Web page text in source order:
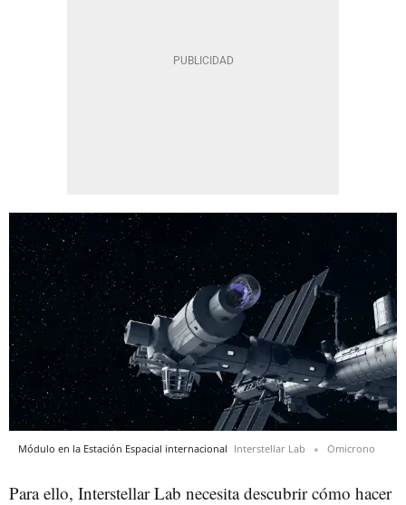
Módulo en la Estación Espacial internacional Interstellar Lab Omicrono
Para ello, Interstellar Lab necesita descubrir cómo hacer